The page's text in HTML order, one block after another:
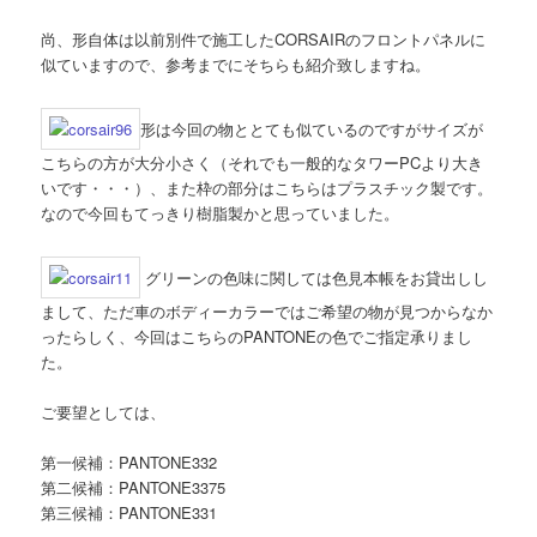
尚、形自体は以前別件で施工したCORSAIRのフロントパネルに
似ていますので、参考までにそちらも紹介致しますね。
形は今回の物ととても似ているのですがサイズが
こちらの方が大分小さく（それでも一般的なタワーPCより大き
いです・・・）、また枠の部分はこちらはプラスチック製です。
なので今回もてっきり樹脂製かと思っていました。
グリーンの色味に関しては色見本帳をお貸出しし
まして、ただ車のボディーカラーではご希望の物が見つからなか
ったらしく、今回はこちらのPANTONEの色でご指定承りまし
た。
ご要望としては、
第一候補：PANTONE332
第二候補：PANTONE3375
第三候補：PANTONE331